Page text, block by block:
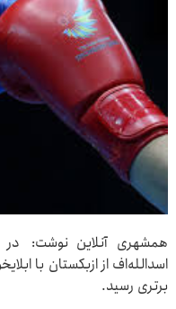
همشهری آنلاین نوشت: در
اسدالله‌اف از ازبکستان با
برتری رسید.